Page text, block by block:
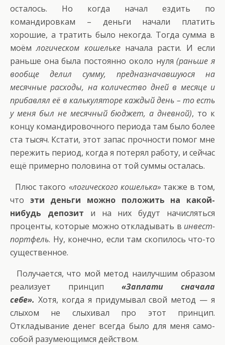
осталось. Но когда начал ездить по
командировкам – деньги начали платить
хорошие, а тратить было некогда. Тогда сумма в
моёмлогическом кошелькеначала расти. И если
раньше она была постоянно около нуля(раньше я
вообще делил сумму, предназначавшуюся на
месячные расходы, на количество дней в месяце и
прибавлял её в калькуляторе каждый день – то есть
у меня был не месячный бюджет, а дневной), то к
концу командировочного периода там было более
ста тысяч. Кстати, этот запас прочности помог мне
пережить период, когда я потерял работу, и сейчас
ещё примерно половина от той суммы осталась.
Плюс такого «логического кошелька»также в том,
что эти деньги можно положить на какой-
нибудь депозит и на них будут начисляться
проценты, которые можно откладывать в инвест-
портфель. Ну, конечно, если там скопилось что-то
существенное.
Получается, что мой метод наилучшим образом
реализует принцип «Заплати сначала
себе». Хотя, когда я придумывал свой метод — я
слыхом не слыхивал про этот принцип.
Откладывание денег всегда было для меня само-
собой разумеющимся действом.